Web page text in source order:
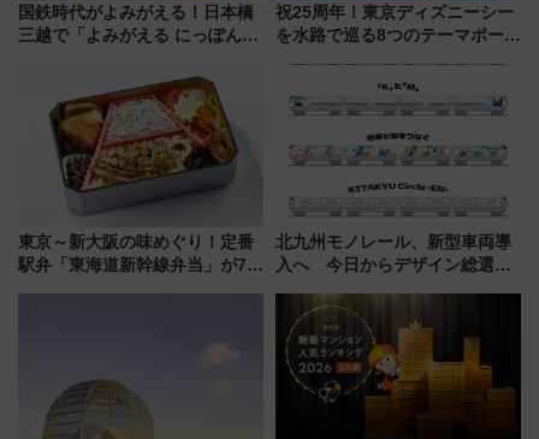
国鉄時代がよみがえる！日本橋
三越で「よみがえる にっぽんの
敬の名作写真も、駅弁フェスも
同時開催！
祝25周年！東京ディズニーシー
を水路で巡る8つのテーマポート
東京～新大阪の味めぐり！定番
駅弁「東海道新幹線弁当」が7月
北九州モノレール、新型車両導
入へ 今日からデザイン総選挙